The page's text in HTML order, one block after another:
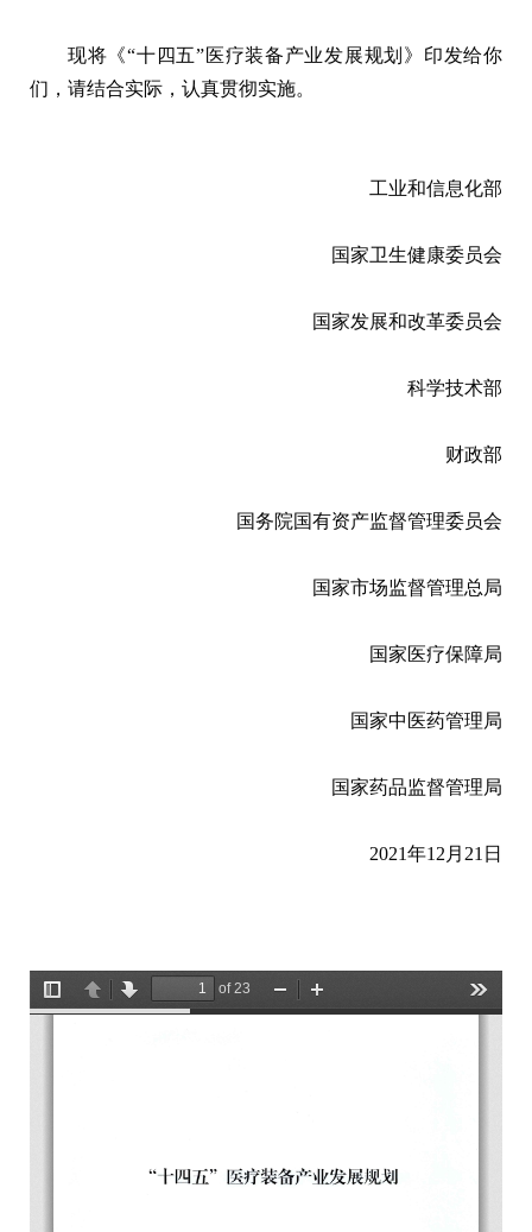
现将《“十四五”医疗装备产业发展规划》印发给你
们，请结合实际，认真贯彻实施。
工业和信息化部
国家卫生健康委员会
国家发展和改革委员会
科学技术部
财政部
国务院国有资产监督管理委员会
国家市场监督管理总局
国家医疗保障局
国家中医药管理局
国家药品监督管理局
2021年12月21日